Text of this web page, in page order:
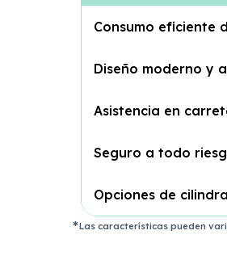
Consumo eficiente
Diseño moderno y
Asistencia en
Seguro a todo
Opciones de
Las características pueden